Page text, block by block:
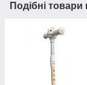
Подібні товари